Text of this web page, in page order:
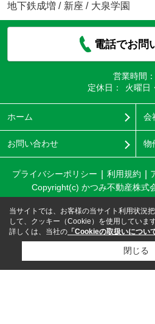
地下鉄成増 / 新座 / 大泉学園
電話でお問
営業時間：
定休日：
火曜日
ホーム 会
お問い合わせ 物
プライバシーポリシー 利用規約
Copyright(c) かつみ不動産株式
当サイトでは、お客様の当サイト利用状況
して、クッキー（Cookie）を使用しています
詳しくは、当社の 「Cookieの取扱いについ
閉じる